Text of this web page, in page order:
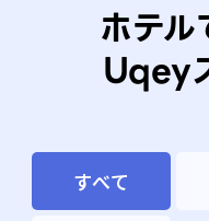
ホテ
Uqey
すべて